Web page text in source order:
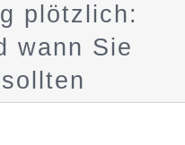
plötzlich:
wann Sie